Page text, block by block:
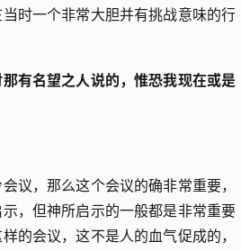
时一个非常大胆并有挑战意味的行
有名望之人说的，惟恐我现在或是
议，那么这个会议的确非常重要，
，但神所启示的一般都是非常重要
的会议，这不是人的血气促成的，